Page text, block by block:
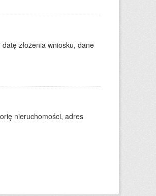
złożenia wniosku, dane
nieruchomości, adres